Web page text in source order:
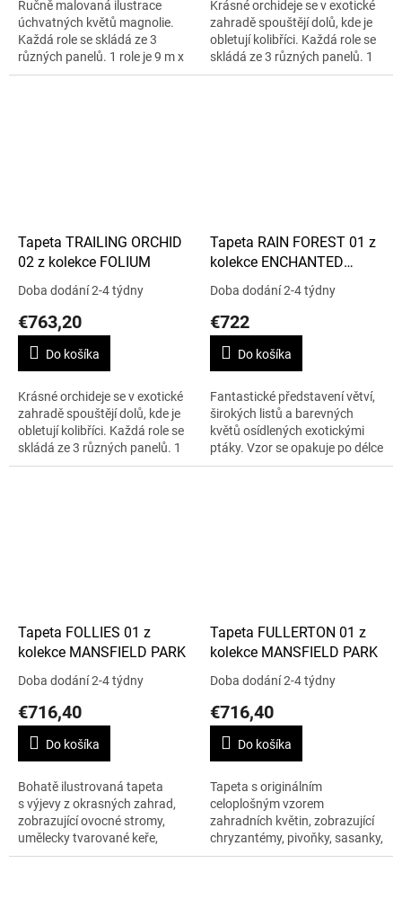
Ručně malovaná ilustrace
úchvatných květů magnolie.
Každá role se skládá ze 3
různých panelů. 1 role je 9 m x
70 cm. Tapeta je omyvatelná.
Krásné orchideje se v exotické
zahradě spouštějí dolů, kde je
obletují kolibříci. Každá role se
skládá ze 3 různých panelů. 1
role je 9 m x 70 cm.
Tapeta TRAILING ORCHID
02 z kolekce FOLIUM
Doba dodání 2-4 týdny
€763,20
Do košíka
Krásné orchideje se v exotické
zahradě spouštějí dolů, kde je
obletují kolibříci. Každá role se
skládá ze 3 různých panelů. 1
role je 9 m x 70 cm.
Tapeta RAIN FOREST 01 z
kolekce ENCHANTED
GARDENS
Doba dodání 2-4 týdny
€722
Do košíka
Fantastické představení větví,
širokých listů a barevných
květů osídlených exotickými
ptáky. Vzor se opakuje po délce
150 cm. 1 role – 9 m x 70 cm.
Tapeta FOLLIES 01 z
kolekce MANSFIELD PARK
Doba dodání 2-4 týdny
€716,40
Do košíka
Bohatě ilustrovaná tapeta
s výjevy z okrasných zahrad,
zobrazující ovocné stromy,
umělecky tvarované keře,
zahradní altánek, kašnu i
Tapeta FULLERTON 01 z
kolekce MANSFIELD PARK
Doba dodání 2-4 týdny
€716,40
Do košíka
Tapeta s originálním
celoplošným vzorem
zahradních květin, zobrazující
chryzantémy, pivoňky, sasanky,
tulipány a fialky. Vzor se